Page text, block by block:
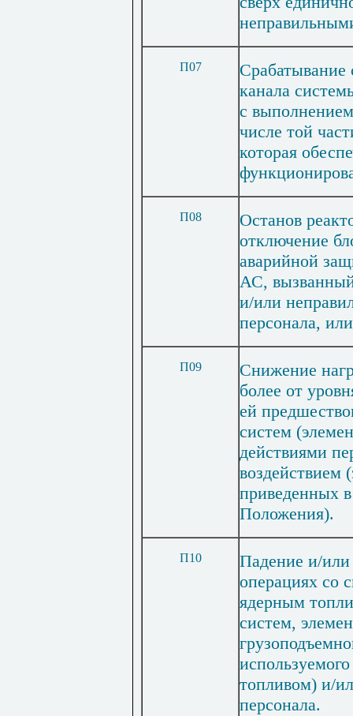
П07
Срабатывание
канала
с
числе той
которая
П08
Останов
отключение
аварийной
АС,
и/или
персонала,
П09
Снижение
более от
ей
систем
действиями
воздействием
приведенных
Положения).
П10
Падение и/
операциях со
ядерным
систем,
топливом) и/
персонала.